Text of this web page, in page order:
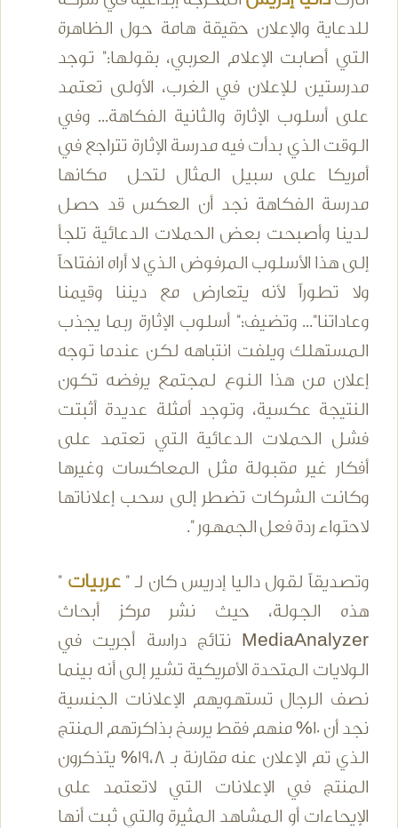
للدعاية والإعلان حقيقة هامة حول الظاهرة
التي أصابت الإعلام العربي، بقولها:" توجد
مدرستين للإعلان في الغرب، الأولى تعتمد
على أسلوب الإثارة والثانية الفكاهة... وفي
الوقت الذي بدأت فيه مدرسة الإثارة تتراجع في
أمريكا على سبيل المثال لتحل مكانها
مدرسة الفكاهة نجد أن العكس قد حصل
لدينا وأصبحت بعض الحملات الدعائية تلجأ
إلى هذا الأسلوب المرفوض الذي لا أراه انفتاحاً
ولا تطوراً لأنه يتعارض مع ديننا وقيمنا
وعاداتنا"... وتضيف:" أسلوب الإثارة ربما يجذب
المستهلك ويلفت انتباهه لكن عندما توجه
إعلان من هذا النوع لمجتمع يرفضه تكون
النتيجة عكسية، وتوجد أمثلة عديدة أثبتت
فشل الحملات الدعائية التي تعتمد على
أفكار غير مقبولة مثل المعاكسات وغيرها
وكانت الشركات تضطر إلى سحب إعلاناتها
لاحتواء ردة فعل الجمهور ".
وتصديقاً لقول داليا إدريس كان لـ "عربيات "
هذه الجولة، حيث نشر مركز أبحاث
MediaAnalyzer نتائج دراسة أجريت في
الولايات المتحدة الأمريكية تشير إلى أنه بينما
نصف الرجال تستهويهم الإعلانات الجنسية
نجد أن 10% منهم فقط يرسخ بذاكرتهم المنتج
الذي تم الإعلان عنه مقارنة بـ 19،8% يتذكرون
المنتج في الإعلانات التي لاتعتمد على
الإيحاءات أو المشاهد المثيرة والتي ثبت أنها